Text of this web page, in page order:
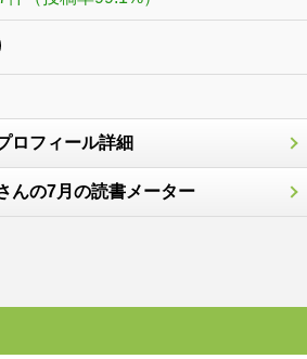
ロフィール詳細
んの7月の読書メーター